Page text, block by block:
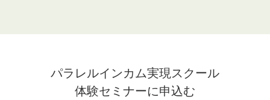
パラレルインカム実現スクール
体験セミナーに申込む